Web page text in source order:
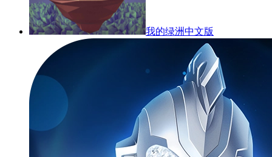
我的绿洲中文版